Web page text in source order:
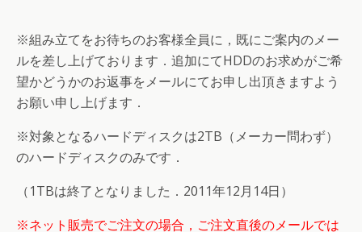
※組み立てをお待ちのお客様全員に，既にご案内のメー
ルを差し上げております．追加にてHDDのお求めがご希
望かどうかのお返事をメールにてお申し出頂きますよう
お願い申し上げます．
※対象となるハードディスクは2TB（メーカー問わず）
のハードディスクのみです．
（1TBは終了となりました．2011年12月14日）
※ネット販売でご注文の場合，ご注文直後のメールでは